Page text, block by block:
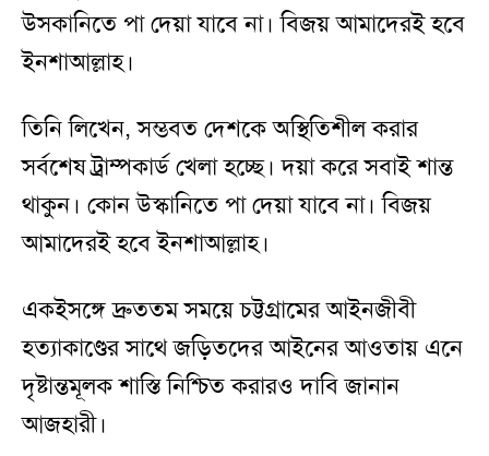
উসকানিতে পা দেয়া যাবে না। বিজয় আমাদেরই হবে
ইনশাআল্লাহ।
তিনি লিখেন, সম্ভবত দেশকে অস্থিতিশীল করার
সর্বশেষ ট্রাম্পকার্ড খেলা হচ্ছে। দয়া করে সবাই শান্ত
থাকুন। কোন উস্কানিতে পা দেয়া যাবে না। বিজয়
আমাদেরই হবে ইনশাআল্লাহ।
একইসঙ্গে দ্রুততম সময়ে চট্টগ্রামের আইনজীবী
হত্যাকাণ্ডের সাথে জড়িতদের আইনের আওতায় এনে
দৃষ্টান্তমূলক শাস্তি নিশ্চিত করারও দাবি জানান
আজহারী।